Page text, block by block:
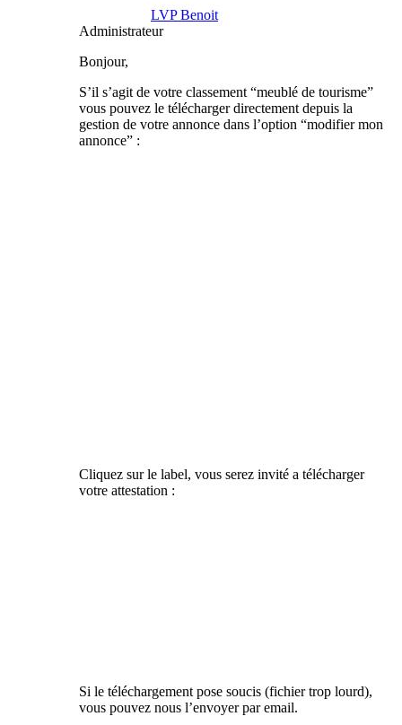
LVP Benoit
Administrateur
Bonjour,
S’il s’agit de votre classement “meublé de tourisme”
vous pouvez le télécharger directement depuis la
gestion de votre annonce dans l’option “modifier mon
annonce” :
Cliquez sur le label, vous serez invité a télécharger
votre attestation :
Si le téléchargement pose soucis (fichier trop lourd),
vous pouvez nous l’envoyer par email.